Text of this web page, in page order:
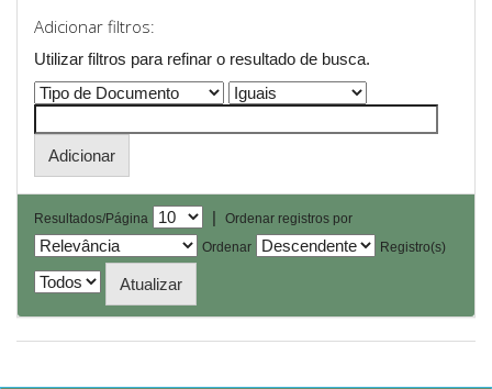
Adicionar filtros:
Utilizar filtros para refinar o resultado de busca.
Resultados/Página |
Ordenar registros por
Ordenar
Registro(s)